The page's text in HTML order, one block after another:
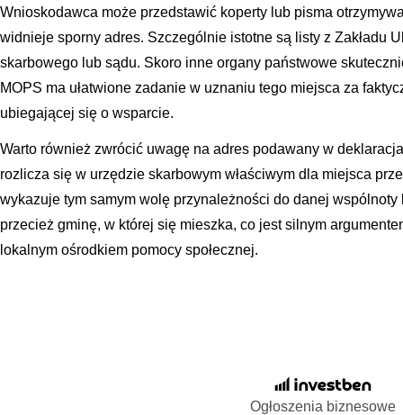
Wnioskodawca może przedstawić koperty lub pisma
widnieje sporny adres. Szczególnie istotne są listy z Zakładu
skarbowego lub sądu. Skoro inne organy państwowe
MOPS ma ułatwione zadanie w uznaniu tego miejsca za
ubiegającej się o wsparcie.
Warto również zwrócić uwagę na adres podawany w
rozlicza się w urzędzie skarbowym właściwym dla miejsca
wykazuje tym samym wolę przynależności do danej
przecież gminę, w której się mieszka, co jest silnym
lokalnym ośrodkiem pomocy społecznej.
Ogłoszenia biznesowe